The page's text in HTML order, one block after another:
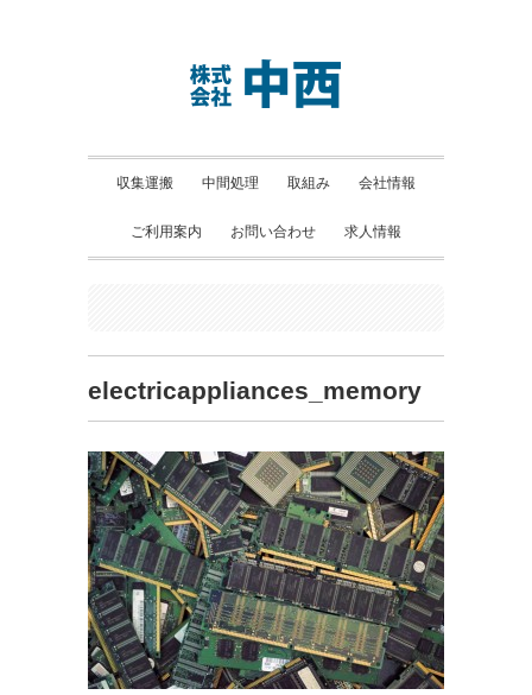
収集運搬 中間処理 取組み 会社情報
ご利用案内 お問い合わせ 求人情報
electricappliances_memory